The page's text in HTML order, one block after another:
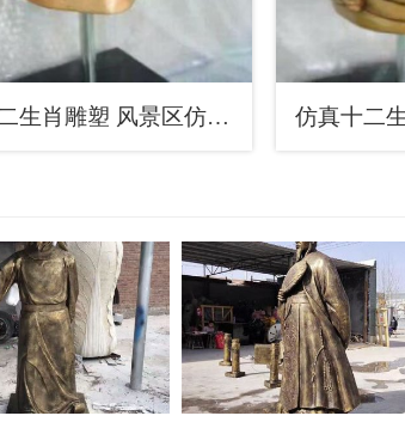
园林十二生肖雕塑 风景区仿真雕塑 广场小品